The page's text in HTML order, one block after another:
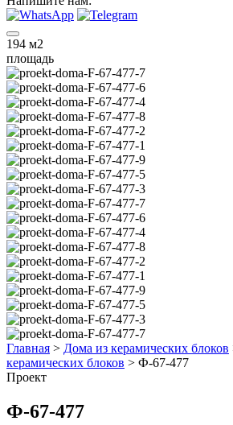
194 м2
площадь
Главная > Дома из керамических блоков
керамических блоков > Ф-67-477
Проект
Ф-67-477